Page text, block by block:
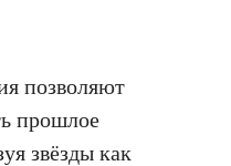
позволяют
прошлое
звёзды как